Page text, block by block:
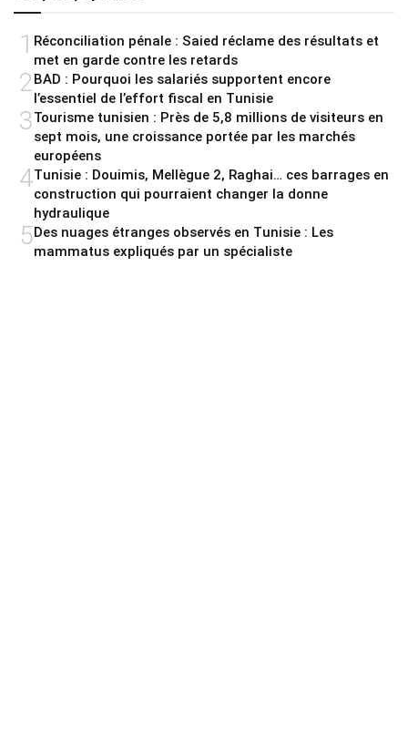
1 Réconciliation pénale : Saied réclame des résultats et
met en garde contre les retards
2 BAD : Pourquoi les salariés supportent encore
l’essentiel de l’effort fiscal en Tunisie
3Tourisme tunisien : Près de 5,8 millions de visiteurs en
sept mois, une croissance portée par les marchés
européens
4Tunisie : Douimis, Mellègue 2, Raghai… ces barrages en
construction qui pourraient changer la donne
hydraulique
5Des nuages étranges observés en Tunisie : Les
mammatus expliqués par un spécialiste